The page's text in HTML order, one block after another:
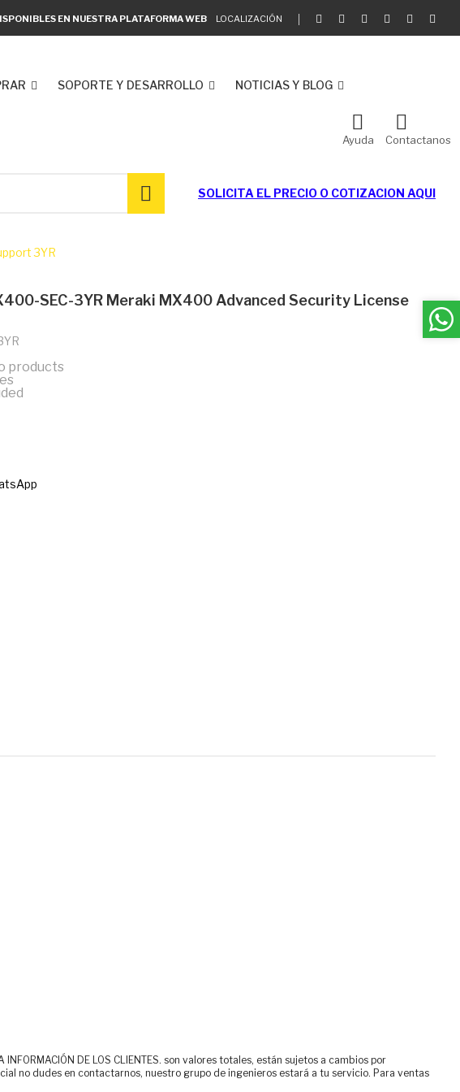
EN NUESTRA PLATAFORMA WEB LOCALIZACIÓN
SOPORTE Y DESARROLLO NOTICIAS Y BLOG
Ayuda Contactanos
SOLICITA EL PRECIO O COTIZACION AQUI
3YR
SEC-3YR Meraki MX400 Advanced Security License
products
INFORMACIÓN DE LOS CLIENTES. son valores totales, están sujetos a cambios por
no dudes en contactarnos, nuestro grupo de ingenieros estará a tu servicio. Para ventas